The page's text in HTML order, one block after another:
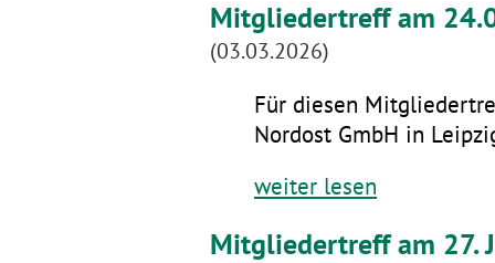
Mitgliedertreff am
(03.03.2026)
Für diesen
Nordost GmbH in
weiter lesen
Mitgliedertreff am 27.